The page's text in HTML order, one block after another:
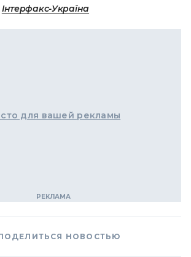
Інтерфакс-Україна
для вашей рекламы
НОВОСТЬЮ